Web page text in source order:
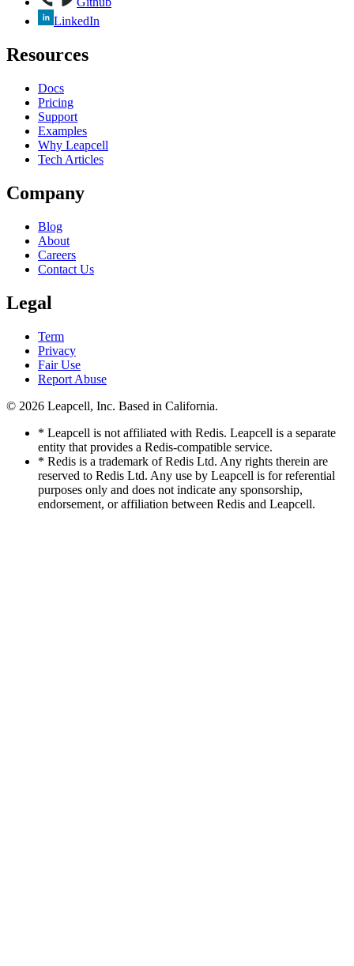
LinkedIn
Resources
Docs
Pricing
Support
Examples
Why Leapcell
Tech Articles
Company
Blog
About
Careers
Contact Us
Legal
Term
Privacy
Fair Use
Report Abuse
© 2026 Leapcell, Inc. Based in California.
* Leapcell is not affiliated with Redis. Leapcell is a separate
entity that provides a Redis-compatible service.
* Redis is a trademark of Redis Ltd. Any rights therein are
reserved to Redis Ltd. Any use by Leapcell is for referential
purposes only and does not indicate any sponsorship,
endorsement, or affiliation between Redis and Leapcell.